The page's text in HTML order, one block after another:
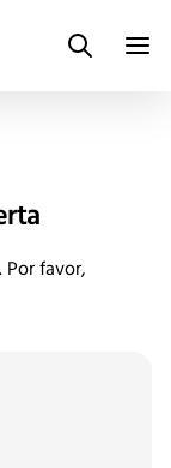
Search
favor,